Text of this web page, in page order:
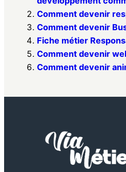
Comment devenir
Comment devenir
Fiche métier
Comment devenir
Comment devenir